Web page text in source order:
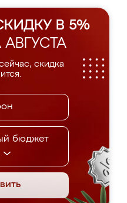
В 5%
скидка
бюджет